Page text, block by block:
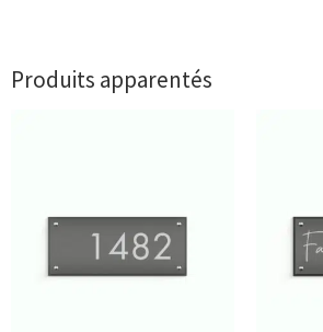
Produits apparentés